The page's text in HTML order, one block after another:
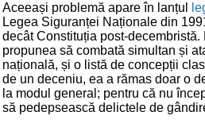
Aceeași problemă apare în lanțul
Legea Siguranței Naționale din
decât Constituția post-
propunea să combată simultan și
națională, și o listă de concepții
de un deceniu, ea a rămas doar o
la modul general; pentru că nu
să pedepsească delictele de